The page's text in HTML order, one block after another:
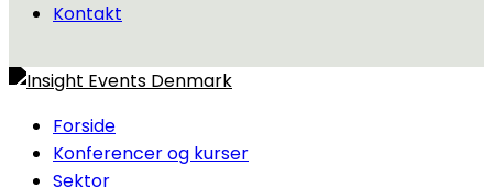
Kontakt
Forside
Konferencer og kurser
Sektor